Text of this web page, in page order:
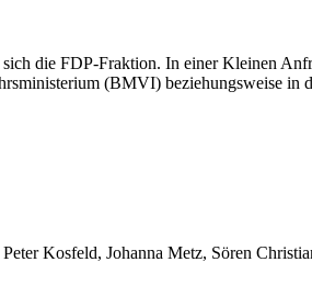
die FDP-Fraktion. In einer Kleinen
(BMVI) beziehungsweise in
Peter Kosfeld, Johanna Metz, Sören